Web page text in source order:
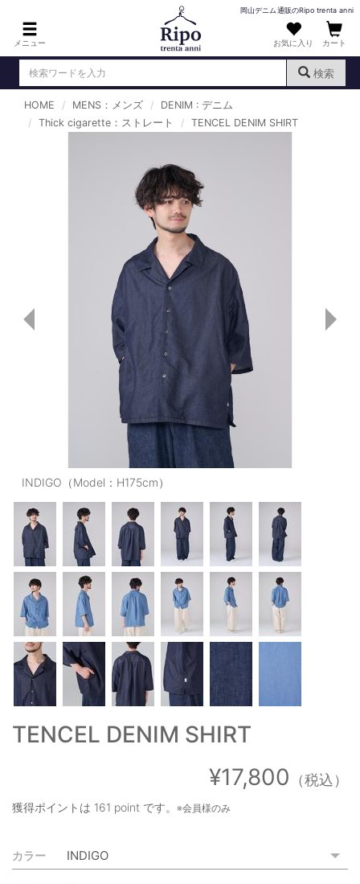
メニュー
岡山デニム通販のRipo trenta anni
お気に入り カート
検索
ログイン （新規会員登録）
DENIM : デニム
T-SHIRT : Tシャツ
KNIT : ニット
SHIRT : シャツ
OUTERS : アウター
LADIES : レディース
DENIM : デニム
PANTS/SKIRT : パンツ・スカート
TOPS : トップス
OUTERS : アウター
OUTLET : アウトレット
MENS : メンズ
LADIES : レディース
新規会員登録
お買い物カゴ
ご利用ガイド
ご利用規約
HOME MENS：メンズ
DENIM : デニム
Thick cigarette：ストレート
TENCEL DENIM SHIRT
INDIGO（Model：H175cm）
TENCEL DENIM SHIRT
¥17,800 （税込）
獲得ポイントは 161 point です。 ※会員様のみ
カラー